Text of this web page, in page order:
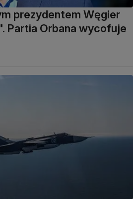
prezydentem Węgier
Partia Orbana wycofuje